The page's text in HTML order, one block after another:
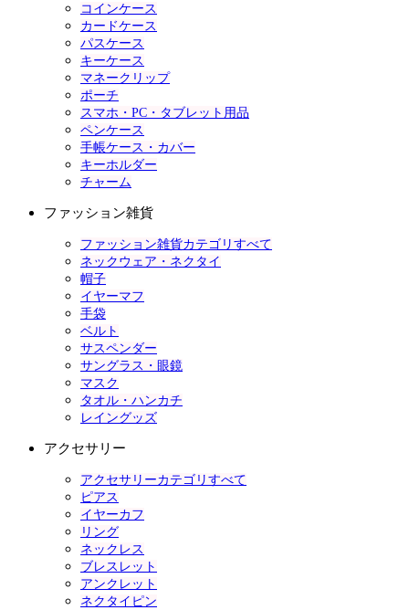
コインケース
カードケース
パスケース
キーケース
マネークリップ
ポーチ
スマホ・PC・タブレット用品
ペンケース
手帳ケース・カバー
キーホルダー
チャーム
ファッション雑貨
ファッション雑貨カテゴリすべて
ネックウェア・ネクタイ
帽子
イヤーマフ
手袋
ベルト
サスペンダー
サングラス・眼鏡
マスク
タオル・ハンカチ
レイングッズ
アクセサリー
アクセサリーカテゴリすべて
ピアス
イヤーカフ
リング
ネックレス
ブレスレット
アンクレット
ネクタイピン